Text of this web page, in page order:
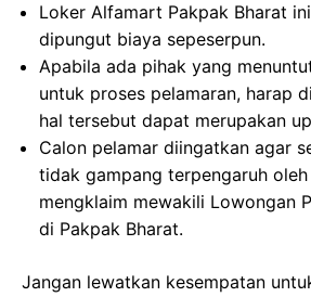
Loker Alfamart Pakpak Bharat
dipungut biaya sepeserpun.
Apabila ada pihak yang
untuk proses pelamaran, harap
hal tersebut dapat merupakan
Calon pelamar diingatkan agar
tidak gampang terpengaruh
mengklaim mewakili Lowongan
di Pakpak Bharat.
Jangan lewatkan kesempatan